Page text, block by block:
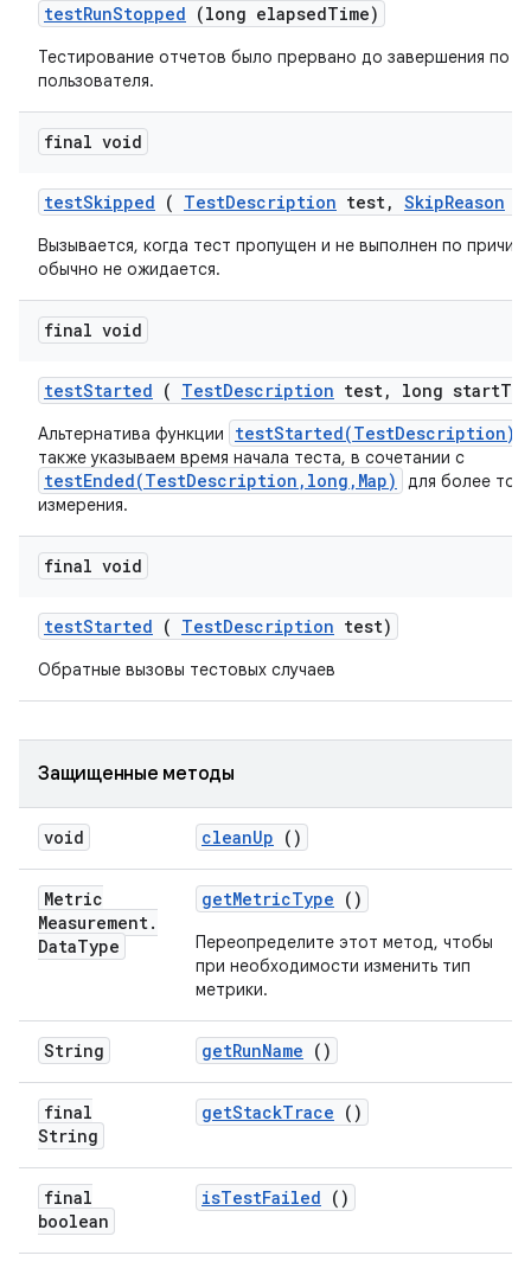
testRunStopped (long elapsedTime)
Тестирование отчетов было прервано до завершения по
пользователя.
final void
testSkipped ( TestDescription test, SkipReason
Вызывается, когда тест пропущен и не выполнен по
обычно не ожидается.
final void
testStarted ( TestDescription test, long start
Альтернатива функции testStarted(TestDescription)
также указываем время начала теста, в сочетании с
testEnded(TestDescription,long,Map)
для более
измерения.
final void
testStarted ( TestDescription test)
Обратные вызовы тестовых случаев
Защищенные методы
void cleanUp ()
Metric
Measurement.
DataType
getMetricType ()
Переопределите этот метод, чтобы
при необходимости изменить тип
метрики.
String getRunName ()
final
String
getStackTrace ()
final
boolean
isTestFailed ()